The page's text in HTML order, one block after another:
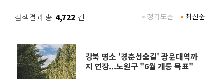
검색결과 총 4,722 건 최신순
정확도순
강북 명소 '경춘선숲길' 광운대역까
지 연장...노원구 "6월 개통 목표"